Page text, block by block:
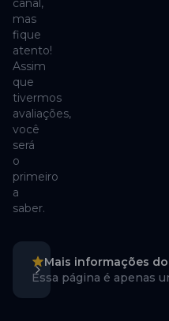
canal,
mas
fique
atento!
Assim
que
tivermos
avaliações,
você
será
o
primeiro
a
saber.
Mais informações
Essa página é apenas